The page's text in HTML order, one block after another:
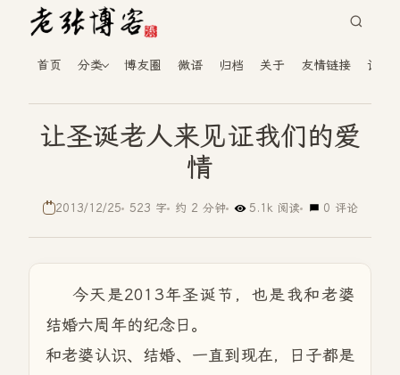
首页 分类 博友圈 微语 归档 关于 友情链接 读者
让圣诞老人来见证我们的爱
情
2013/12/25 523 字 约 2 分钟 5.1k 阅读 0 评论
今天是2013年圣诞节，也是我和老婆
结婚六周年的纪念日。
和老婆认识、结婚、一直到现在，日子都是